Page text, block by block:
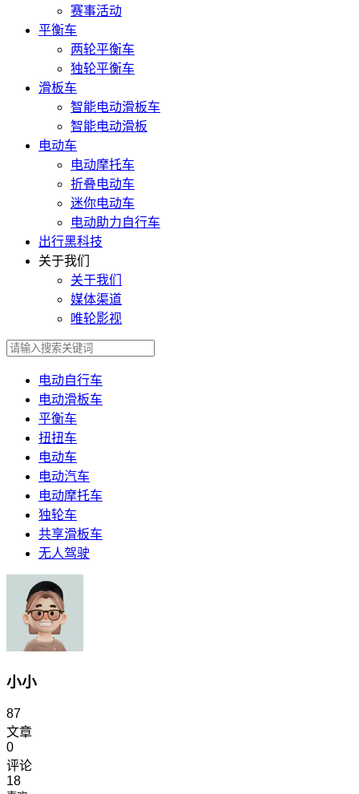
赛事活动
平衡车
两轮平衡车
独轮平衡车
滑板车
智能电动滑板车
智能电动滑板
电动车
电动摩托车
折叠电动车
迷你电动车
电动助力自行车
出行黑科技
关于我们
关于我们
媒体渠道
唯轮影视
电动自行车
电动滑板车
平衡车
扭扭车
电动车
电动汽车
电动摩托车
独轮车
共享滑板车
无人驾驶
小小
87
文章
0
评论
18